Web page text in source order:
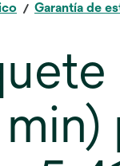
Garantía de